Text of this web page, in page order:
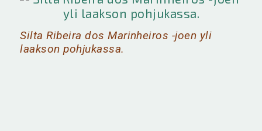
Silta Ribeira dos Marinheiros -joen yli
laakson pohjukassa.